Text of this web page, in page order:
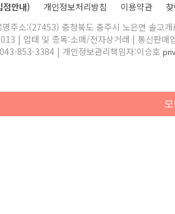
점안내) 개인정보처리방침 이용약관
주소:(27453) 충청북도 충주시 노은면 솔고
| 업태 및 종목:소매/전자상거래 | 통신판매
853-3384 | 개인정보관리책임자:이승호